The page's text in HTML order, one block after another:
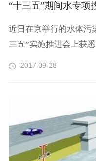
近日在京举行的水体污
三五”实施推进会上获
2017-09-28